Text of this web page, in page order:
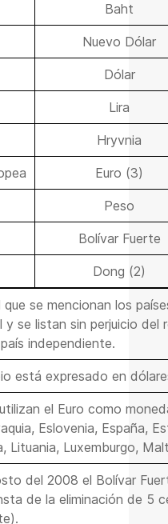
Baht
Nuevo Dólar
Dólar
Lira
Hryvnia
Euro (3)
Peso
Bolívar Fuerte
Dong (2)
que se mencionan los
se listan sin perjuicio del
independiente.
está expresado en
el Euro como
Eslovenia, España,
Lituania, Luxemburgo,
del 2008 el Bolívar
de la eliminación de 5